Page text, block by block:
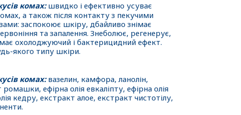
комах:швидко і ефективно усуває
а також після контакту з пекучими
заспокоює шкіру, дбайливо знімає
та запалення. Знеболює, регенерує,
охолоджуючий і бактерицидний ефект.
якого типу шкіри.
комах:вазелин, камфора, ланолін,
ефірна олія евкаліпту, ефірна олія
кедру, екстракт алое, екстракт чистотілу,